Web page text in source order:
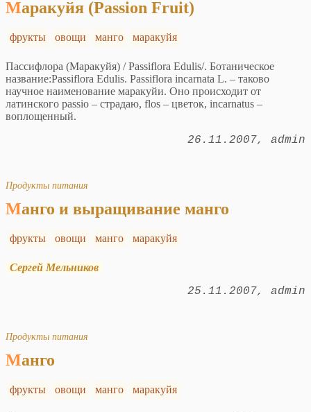
Маракуйя (Passion Fruit)
фрукты овощи манго маракуйя
Пассифлора (Маракуйя) / Passiflora Edulis/. Ботаническое
название:Passiflora Edulis. Passiflora incarnata L. – таково
научное наименование маракуйи. Оно происходит от
латинского passio – страдаю, flos – цветок, incarnatus –
воплощенный.
26.11.2007 admin
Продукты питания
Манго и выращивание манго
фрукты овощи манго маракуйя
Сергей Мельников
25.11.2007 admin
Продукты питания
Манго
фрукты овощи манго маракуйя